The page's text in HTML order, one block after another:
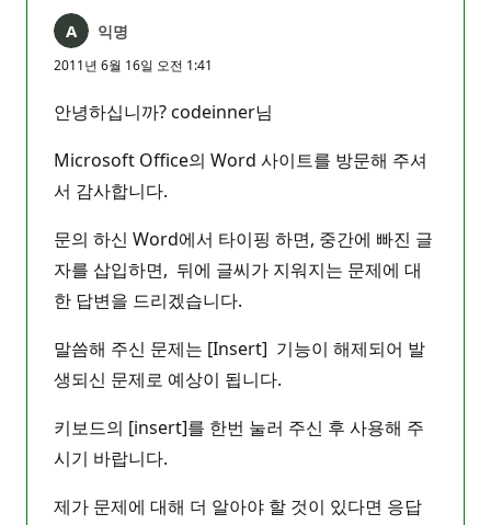
익명
2011년 6월 16일 오전 1:41
안녕하십니까? codeinner님
Microsoft Office의 Word 사이트를 방문해 주셔
서 감사합니다.
문의 하신 Word에서 타이핑 하면, 중간에 빠진 글
자를 삽입하면, 뒤에 글씨가 지워지는 문제에 대
한 답변을 드리겠습니다.
말씀해 주신 문제는 [Insert] 기능이 해제되어 발
생되신 문제로 예상이 됩니다.
키보드의 [insert]를 한번 눌러 주신 후 사용해 주
시기 바랍니다.
제가 문제에 대해 더 알아야 할 것이 있다면 응답